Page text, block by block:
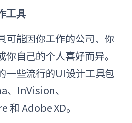
工具
可能因你工作的公司、 你
你自己的个人喜好而异。
一些流行的UI设计工具包
、InVision、
和 Adobe XD。